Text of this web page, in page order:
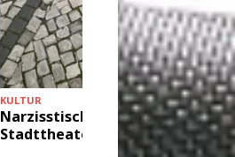
KULTUR
Narzisstisches
Stadttheater….